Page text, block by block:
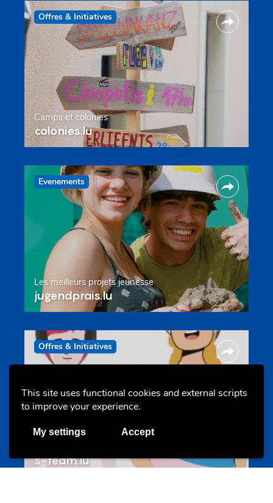
This site uses functional cookies and external scripts
to improve your experience.
My settings Accept
Offres & Initiatives
Camps et colonies
colonies.lu
Evenements
Les meilleurs projets jeunesse
jugendprais.lu
Offres & Initiatives
s-team.lu